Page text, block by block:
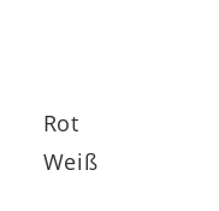
47 %
(100
Rot
Weiß